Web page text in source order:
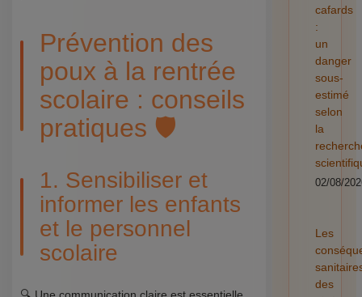
Prévention des
poux à la rentrée
scolaire : conseils
pratiques 🛡️
1. Sensibiliser et
informer les enfants
et le personnel
scolaire
cafards
:
un
danger
sous-
estimé
selon
la
02/08/
Les
des